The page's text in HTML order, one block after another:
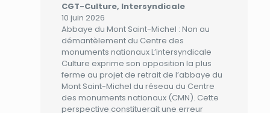
CGT-Culture, Intersyndicale
10 juin 2026
Abbaye du Mont Saint-Michel : Non au
démantèlement du Centre des
monuments nationaux L’intersyndicale
Culture exprime son opposition la plus
ferme au projet de retrait de l’abbaye du
Mont Saint-Michel du réseau du Centre
des monuments nationaux (CMN). Cette
perspective constituerait une erreur